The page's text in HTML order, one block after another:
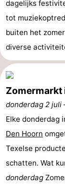
Den
Burg
-
Den
Hoorn
-
De
Cocksdorp
-
De
Koog
-
Oudeschild
-
De
Waal
-
Oosterend
Natuur
Mooiste
dagelijks
tot
buiten het
diverse
Zomermarkt
donderdag 2 juli
Elke donderdag
Den Hoorn
Texelse
schatten. Wat
donderdag